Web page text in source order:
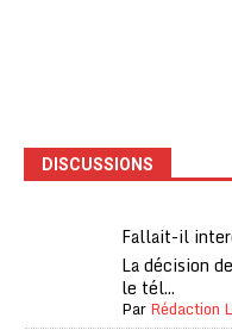
DISCUSSIONS
Fallait-il
La décision
le tél...
ParRédaction